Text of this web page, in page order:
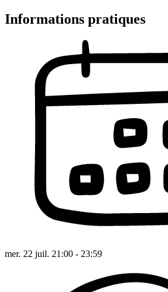
Informations pratiques
mer. 22 juil. 21:00 - 23:59